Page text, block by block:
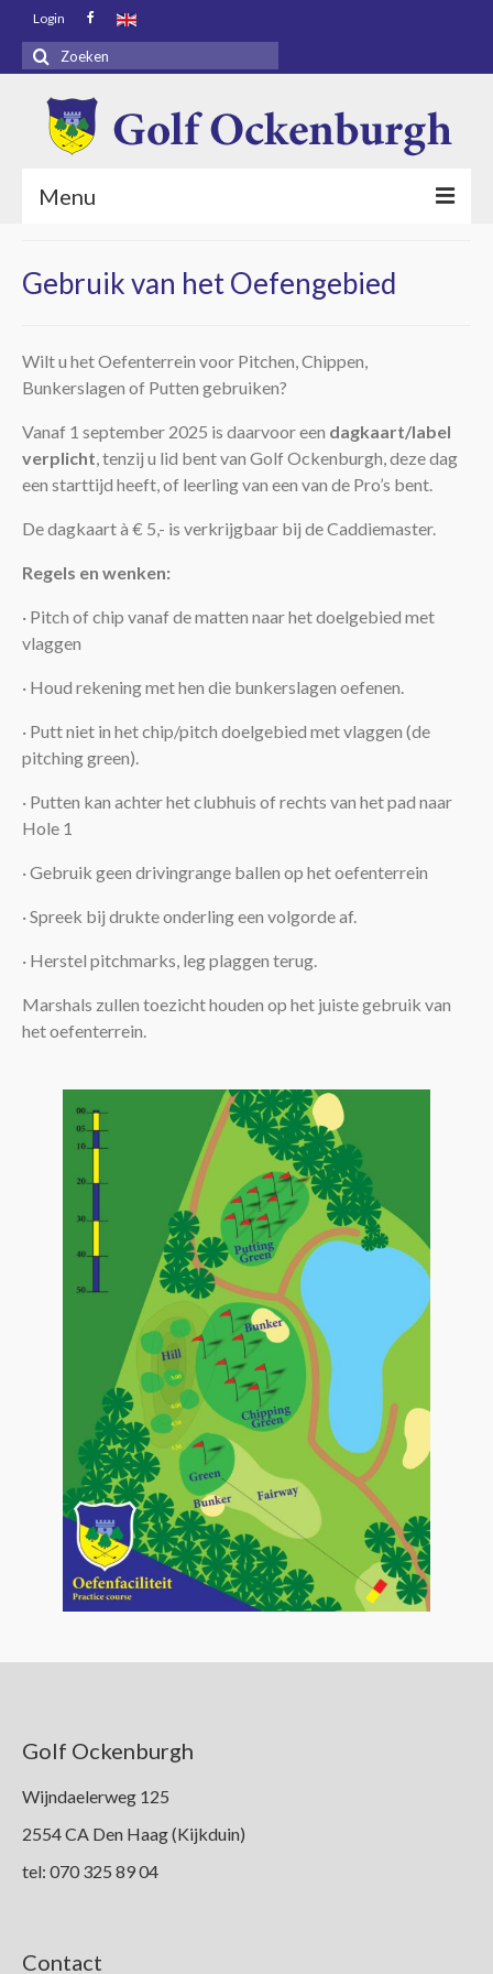
Login
Zoeken
naar:
Menu
Bezoekers
Golf Academy
Golf Ockenburgh
Restaurant
Leden
Gebruik van het Oefengebied
Wilt u het Oefenterrein voor Pitchen, Chippen,
Bunkerslagen of Putten gebruiken?
Vanaf 1 september 2025 is daarvoor een dagkaart/label
verplicht, tenzij u lid bent van Golf Ockenburgh, deze dag
een starttijd heeft, of leerling van een van de Pro’s bent.
De dagkaart à € 5,- is verkrijgbaar bij de Caddiemaster.
Regels en wenken:
· Pitch of chip vanaf de matten naar het doelgebied met
vlaggen
· Houd rekening met hen die bunkerslagen oefenen.
· Putt niet in het chip/pitch doelgebied met vlaggen (de
pitching green).
· Putten kan achter het clubhuis of rechts van het pad naar
Hole 1
· Gebruik geen drivingrange ballen op het oefenterrein
· Spreek bij drukte onderling een volgorde af.
· Herstel pitchmarks, leg plaggen terug.
Marshals zullen toezicht houden op het juiste gebruik van
het oefenterrein.
Golf Ockenburgh
Wijndaelerweg 125
2554 CA Den Haag (Kijkduin)
tel: 070 325 89 04
Contact